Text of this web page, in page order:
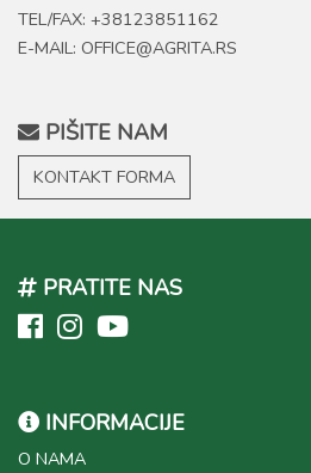
TEL/FAX: +38123851162
E-MAIL: OFFICE@AGRITA.RS
PIŠITE NAM
KONTAKT FORMA
PRATITE NAS
INFORMACIJE
O NAMA